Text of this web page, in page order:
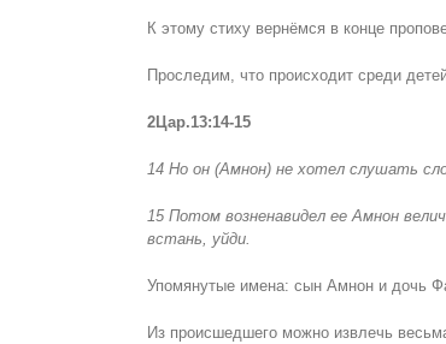
К этому стиху вернёмся в конце
Проследим, что происходит среди
2Цар.13:14-15
14 Но он (Амнон) не хотел слушать
15 Потом возненавидел ее Амнон
встань, уйди.
Упомянутые имена: сын Амнон и дочь
Из происшедшего можно извлечь